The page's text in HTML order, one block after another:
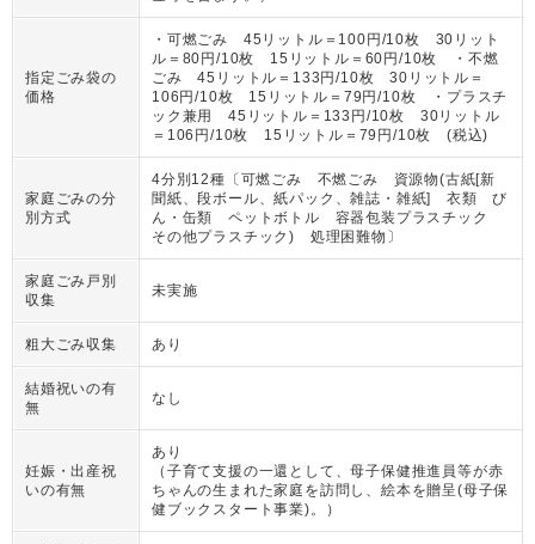
指定ごみ袋の
価格
・可燃ごみ 45リットル＝100円/10枚 30リット
ル＝80円/10枚 15リットル＝60円/10枚 ・不燃
ごみ 45リットル＝133円/10枚 30リットル＝
106円/10枚 15リットル＝79円/10枚 ・プラスチ
ック兼用 45リットル＝133円/10枚 30リットル
＝106円/10枚 15リットル＝79円/10枚 (税込)
家庭ごみの分
別方式
4分別12種〔可燃ごみ 不燃ごみ 資源物(古紙[新
聞紙、段ボール、紙パック、雑誌・雑紙] 衣類 び
ん・缶類 ペットボトル 容器包装プラスチック
その他プラスチック) 処理困難物〕
家庭ごみ戸別
収集
未実施
粗大ごみ収集 あり
結婚祝いの有
無
なし
妊娠・出産祝
いの有無
あり
（ 子育て支援の一還として、母子保健推進員等が赤
ちゃんの生まれた家庭を訪問し、絵本を贈呈(母子保
健ブックスタート事業)。
）